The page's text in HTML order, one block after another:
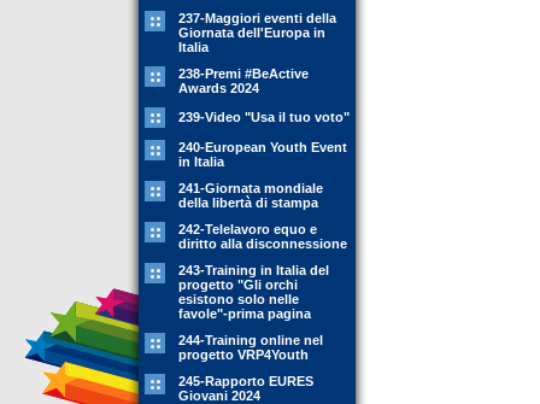
237-Maggiori eventi della
Giornata dell'Europa in
Italia
238-Premi #BeActive
Awards 2024
239-Video "Usa il tuo voto"
240-European Youth Event
in Italia
241-Giornata mondiale
della libertà di stampa
242-Telelavoro equo e
diritto alla disconnessione
243-Training in Italia del
progetto "Gli orchi
esistono solo nelle
favole"-prima pagina
244-Training online nel
progetto VRP4Youth
245-Rapporto EURES
Giovani 2024